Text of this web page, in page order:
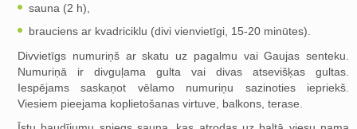
sauna (2 h),
brauciens ar kvadriciklu (divi vienvietīgi, 15-20 minūtes).
Divvietīgs numuriņš ar skatu uz pagalmu vai Gaujas senteku.
Numuriņā ir divguļama gulta vai divas atsevišķas gultas.
Iespējams saskaņot vēlamo numuriņu sazinoties iepriekš.
Viesiem pieejama koplietošanas virtuve, balkons, terase.